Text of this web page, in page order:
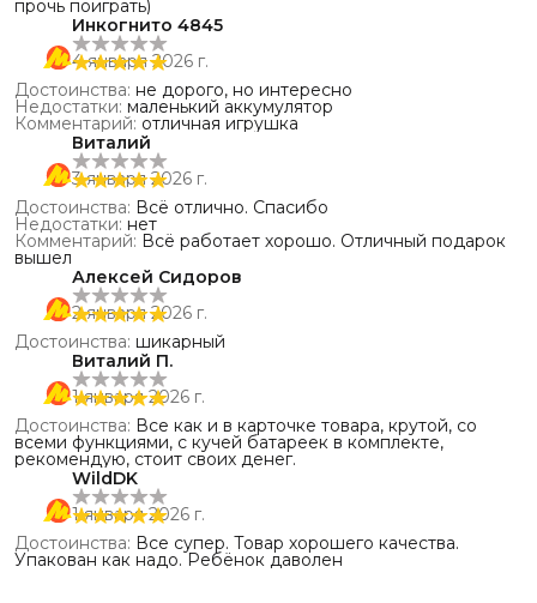
прочь поиграть)
Инкогнито 4845
4 января 2026 г.
Достоинства: не дорого, но интересно
Недостатки: маленький аккумулятор
Комментарий: отличная игрушка
Виталий
3 января 2026 г.
Достоинства: Всё отлично. Спасибо
Недостатки: нет
Комментарий: Всё работает хорошо. Отличный подарок
вышел
Алексей Сидоров
2 января 2026 г.
Достоинства: шикарный
Виталий П.
1 января 2026 г.
Достоинства: Все как и в карточке товара, крутой, со
всеми функциями, с кучей батареек в комплекте,
рекомендую, стоит своих денег.
WildDK
1 января 2026 г.
Достоинства: Все супер. Товар хорошего качества.
Упакован как надо. Ребёнок даволен